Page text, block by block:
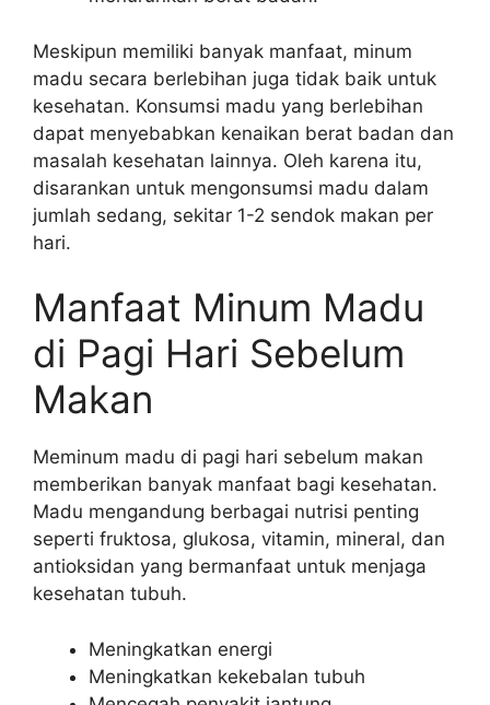
Meskipun memiliki banyak manfaat, minum
madu secara berlebihan juga tidak baik untuk
kesehatan. Konsumsi madu yang berlebihan
dapat menyebabkan kenaikan berat badan dan
masalah kesehatan lainnya. Oleh karena itu,
disarankan untuk mengonsumsi madu dalam
jumlah sedang, sekitar 1-2 sendok makan per
hari.
Manfaat Minum Madu
di Pagi Hari Sebelum
Makan
Meminum madu di pagi hari sebelum makan
memberikan banyak manfaat bagi kesehatan.
Madu mengandung berbagai nutrisi penting
seperti fruktosa, glukosa, vitamin, mineral, dan
antioksidan yang bermanfaat untuk menjaga
kesehatan tubuh.
Meningkatkan energi
Meningkatkan kekebalan tubuh